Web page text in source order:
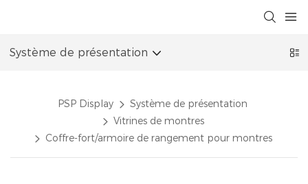
Système de présentation
PSP Display
Système de présentation
Vitrines de montres
Coffre-fort/armoire de rangement pour montres